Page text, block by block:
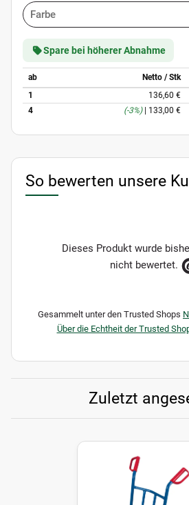
Farbe
Spare bei höherer Abnahme
ab Netto / Stk
1
136,60 €
4
(-3%) 133,00 €
So bewerten unsere
Dieses Produkt wurde
nicht bewertet.
Gesammelt unter den Trusted Shops
Über die Echtheit der Trusted
Zuletzt